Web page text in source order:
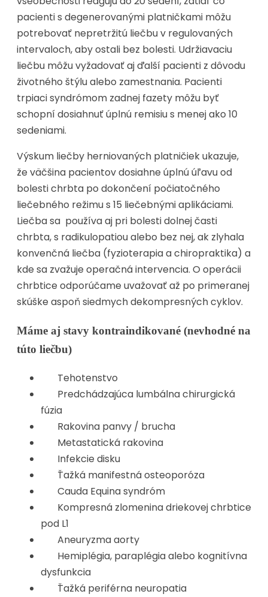
pacienti s degenerovanými platničkami môžu
potrebovať nepretržitú liečbu v regulovaných
intervaloch, aby ostali bez bolesti. Udržiavaciu
liečbu môžu vyžadovať aj ďalší pacienti z dôvodu
životného štýlu alebo zamestnania. Pacienti
trpiaci syndrómom zadnej fazety môžu byť
schopní dosiahnuť úplnú remisiu s menej ako 10
sedeniami.
Výskum liečby herniovaných platničiek ukazuje,
že väčšina pacientov dosiahne úplnú úľavu od
bolesti chrbta po dokončení počiatočného
liečebného režimu s 15 liečebnými aplikáciami.
Liečba sa používa aj pri bolesti dolnej časti
chrbta, s radikulopatiou alebo bez nej, ak zlyhala
konvenčná liečba (fyzioterapia a chiropraktika) a
kde sa zvažuje operačná intervencia. O operácii
chrbtice odporúčame uvažovať až po primeranej
skúške aspoň siedmych dekompresných cyklov.
Máme aj stavy kontraindikované (nevhodné na
túto liečbu)
Tehotenstvo
Predchádzajúca lumbálna chirurgická
fúzia
Rakovina panvy / brucha
Metastatická rakovina
Infekcie disku
Ťažká manifestná osteoporóza
Cauda Equina syndróm
Kompresná zlomenina driekovej chrbtice
pod L1
Aneuryzma aorty
Hemiplégia, paraplégia alebo kognitívna
dysfunkcia
Ťažká periférna neuropatia